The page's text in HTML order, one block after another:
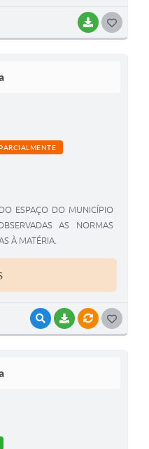
BAIXAR
VISUALIZAR
BAIXARVÍNCULOS
ESPAÇO DO MUNICÍPIO
AS NORMAS
À MATÉRIA.